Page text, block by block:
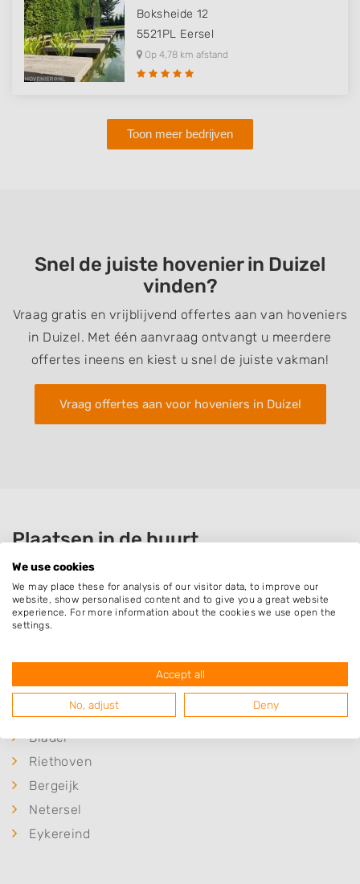
Boksheide 12
5521PL Eersel
Op 4,78 km afstand
Toon meer bedrijven
Snel de juiste hovenier in Duizel
vinden?
Vraag gratis en vrijblijvend offertes aan van hoveniers
in Duizel. Met één aanvraag ontvangt u meerdere
offertes ineens en kiest u snel de juiste vakman!
Vraag offertes aan voor hoveniers in Duizel
Plaatsen in de buurt
Eersel
Hapert
Hoogeloon
Knegsel
Casteren
Vessem
Bladel
Riethoven
Bergeijk
Netersel
Eykereind
We use cookies
We may place these for analysis of our visitor data, to improve our
website, show personalised content and to give you a great website
experience. For more information about the cookies we use open the
settings.
Accept all
No, adjust Deny